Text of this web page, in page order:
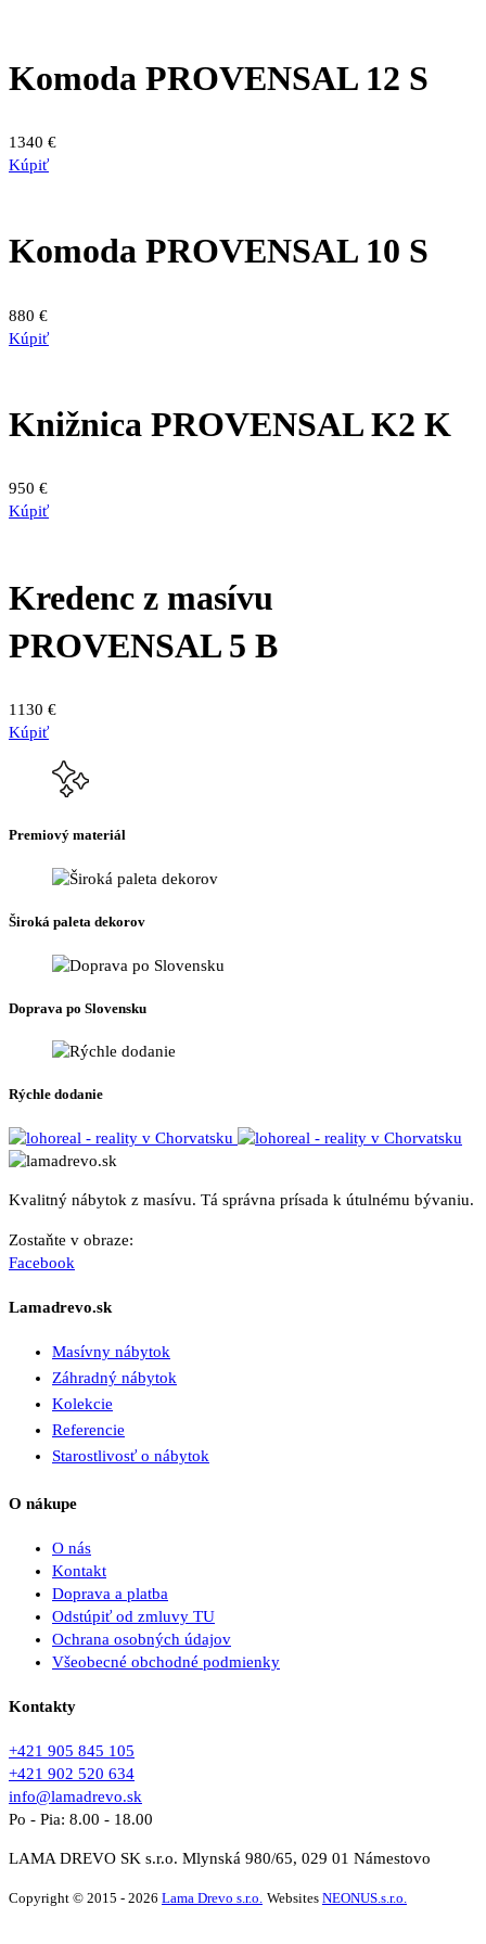
Komoda PROVENSAL 12 S
1340 €
Kúpiť
Komoda PROVENSAL 10 S
880 €
Kúpiť
Knižnica PROVENSAL K2 K
950 €
Kúpiť
Kredenc z masívu
PROVENSAL 5 B
1130 €
Kúpiť
Premiový materiál
Široká paleta dekorov
Doprava po Slovensku
Rýchle dodanie
Kvalitný nábytok z masívu. Tá správna prísada k útulnému bývaniu.
Zostaňte v obraze:
Facebook
Lamadrevo.sk
Masívny nábytok
Záhradný nábytok
Kolekcie
Referencie
Starostlivosť o nábytok
O nákupe
O nás
Kontakt
Doprava a platba
Odstúpiť od zmluvy TU
Ochrana osobných údajov
Všeobecné obchodné podmienky
Kontakty
+421 905 845 105
+421 902 520 634
info@lamadrevo.sk
Po - Pia: 8.00 - 18.00
LAMA DREVO SK s.r.o. Mlynská 980/65, 029 01 Námestovo
Copyright © 2015 - 2026 Lama Drevo s.r.o. Websites NEONUS.s.r.o.